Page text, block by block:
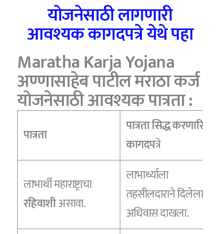
योजनेसाठी लागणारी
आवश्यक कागदपत्रे येथे पहा
Maratha Karja Yojana
अण्णासाहेब पाटील मराठा कर्ज
योजनेसाठी आवश्यक पात्रता :
पात्रता
पात्रता सिद्ध करणारि
कागदपत्रे
लाभार्थी महाराष्ट्राचा
रहिवाशीअसावा.
लाभार्थ्याला
तहसीलदाराने दिलेला
अधिवास दाखला.